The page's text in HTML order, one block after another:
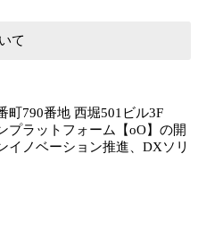
て
町790番地 ⻄堀501ビル3F
プラットフォーム【oO】の開
イノベーション推進、DXソリ